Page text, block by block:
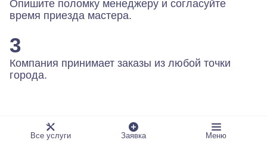
Опишите поломку менеджеру и согласуйте
время приезда мастера.
3
Компания принимает заказы из любой точки
города.
Все услуги Заявка Меню